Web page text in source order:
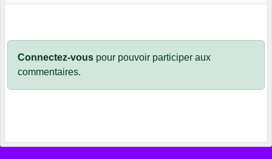
Connectez-vous pour pouvoir participer aux
commentaires.